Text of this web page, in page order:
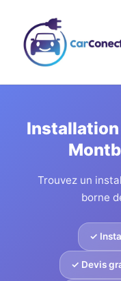
Installation
Trouvez un
borne
✓
✓ Devis